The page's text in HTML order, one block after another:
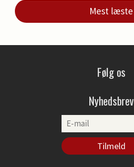
Mest læste
Følg os
Nyhedsbrev